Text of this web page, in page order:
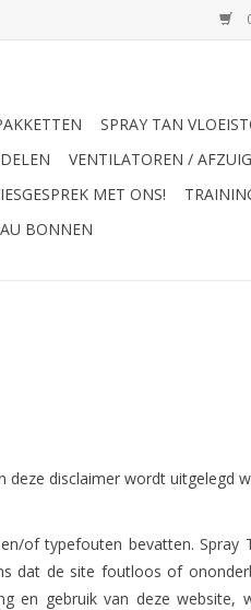
SPRAY TAN
VENTILATOREN /
MET ONS!
BONNEN
disclaimer wordt uitgelegd
of typefouten bevatten.
dat de site foutloos of
en gebruik van deze website,